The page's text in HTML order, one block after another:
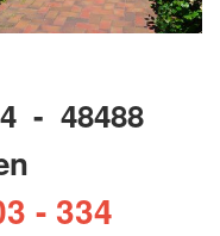
- 48488
- 334